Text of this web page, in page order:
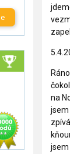
na
jsem
jsem